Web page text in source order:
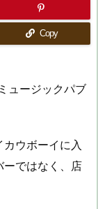
Copy
ュージックパブ
カウボーイに入
ーではなく、店